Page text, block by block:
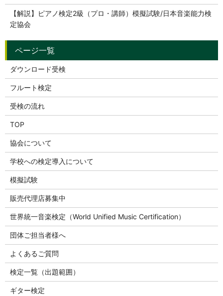
【解説】ピアノ検定2級（プロ・講師）模擬試験/日本音楽能力検
定協会
ダウンロード受検
フルート検定
受検の流れ
TOP
協会について
学校への検定導入について
模擬試験
販売代理店募集中
世界統一音楽検定（World Unified Music Certification）
団体ご担当者様へ
よくあるご質問
検定一覧（出題範囲）
ギター検定